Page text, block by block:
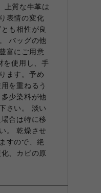
上質な牛革は
表情の変化
も相性が良
バッグの他
富にご用意
使用し、手
ます。予め
を重ねるう
少染料が他
さい。 淡い
合は特に移
。 乾燥させ
すので、絶
、カビの原